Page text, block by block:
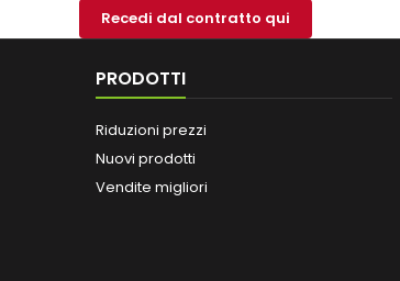
Recedi dal contratto qui
PRODOTTI
Riduzioni prezzi
Nuovi prodotti
Vendite migliori